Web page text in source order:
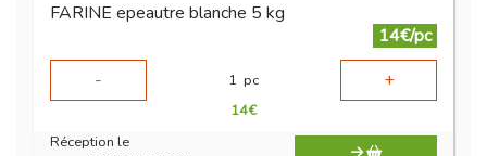
FARINE epeautre blanche 5 kg
14€/pc
-
1 pc +
14€
Réception le